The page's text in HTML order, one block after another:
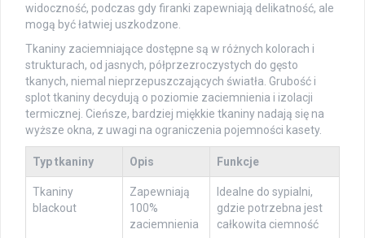
widoczność, podczas gdy firanki zapewniają delikatność, ale
mogą być łatwiej uszkodzone.
Tkaniny zaciemniające dostępne są w różnych kolorach i
strukturach, od jasnych, półprzezroczystych do gęsto
tkanych, niemal nieprzepuszczających światła. Grubość i
splot tkaniny decydują o poziomie zaciemnienia i izolacji
termicznej. Cieńsze, bardziej miękkie tkaniny nadają się na
wyższe okna, z uwagi na ograniczenia pojemności kasety.
Typ tkaniny Opis Funkcje
Tkaniny
blackout
Zapewniają
100%
zaciemnienia
Idealne do sypialni,
gdzie potrzebna jest
całkowita ciemność